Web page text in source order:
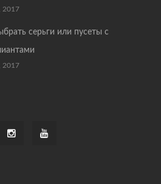
2017
серьги или пусеты с
2017